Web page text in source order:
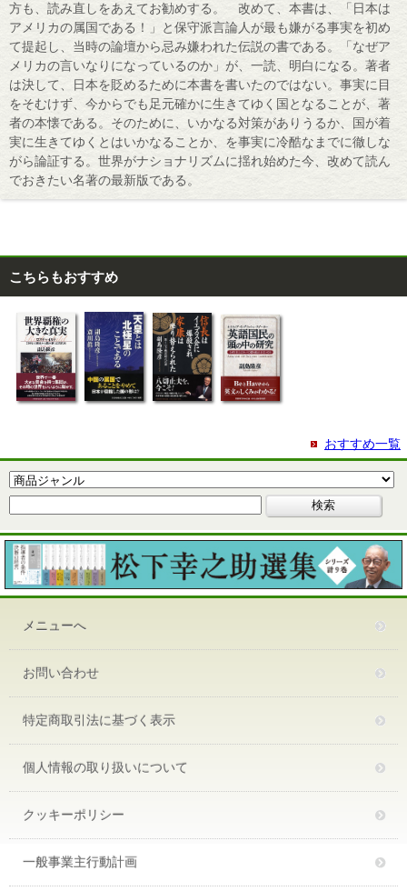
方も、読み直しをあえてお勧めする。 改めて、本書は、「日本は
アメリカの属国である！」と保守派言論人が最も嫌がる事実を初め
て提起し、当時の論壇から忌み嫌われた伝説の書である。「なぜア
メリカの言いなりになっているのか」が、一読、明白になる。著者
は決して、日本を貶めるために本書を書いたのではない。事実に目
をそむけず、今からでも足元確かに生きてゆく国となることが、著
者の本懐である。そのために、いかなる対策がありうるか、国が着
実に生きてゆくとはいかなることか、を事実に冷酷なまでに徹しな
がら論証する。世界がナショナリズムに揺れ始めた今、改めて読ん
でおきたい名著の最新版である。
こちらもおすすめ
おすすめ一覧
メニューへ
お問い合わせ
特定商取引法に基づく表示
個人情報の取り扱いについて
クッキーポリシー
一般事業主行動計画